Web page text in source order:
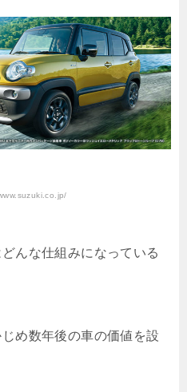
んな仕組みになっている
め数年後の車の価値を設